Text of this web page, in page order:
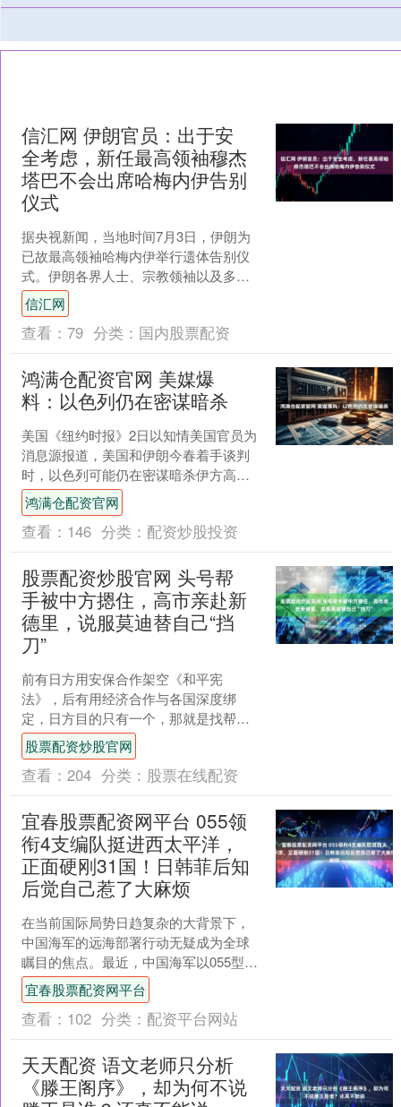
信汇网 伊朗官员：出于安
全考虑，新任最高领袖穆杰
塔巴不会出席哈梅内伊告别
仪式
据央视新闻，当地时间7月3日，伊朗为
已故最高领袖哈梅内伊举行遗体告别仪
式。伊朗各界人士、宗教领袖以及多国
官员出席。 另据参考消息，遗体告别仪
式上，不少民众深情肃....
信汇网
查看： 79 分类： 国内股票配资
鸿满仓配资官网 美媒爆
料：以色列仍在密谋暗杀
美国《纽约时报》2日以知情美国官员为
消息源报道，美国和伊朗今春着手谈判
时，以色列可能仍在密谋暗杀伊方高级
谈判代表。由于担心以方行动破坏谈
判，美国甚至要求该地区其....
鸿满仓配资官网
查看： 146 分类： 配资炒股投资
股票配资炒股官网 头号帮
手被中方摁住，高市亲赴新
德里，说服莫迪替自己“挡
刀”
前有日方用安保合作架空《和平宪
法》，后有用经济合作与各国深度绑
定，日方目的只有一个，那就是找帮手
给自己的再军事化野心“挡刀”。殊不知出
师未捷身先死，刚找来头号帮....
股票配资炒股官网
查看： 204 分类： 股票在线配资
宜春股票配资网平台 055领
衔4支编队挺进西太平洋，
正面硬刚31国！日韩菲后知
后觉自己惹了大麻烦
在当前国际局势日趋复杂的大背景下，
中国海军的远海部署行动无疑成为全球
瞩目的焦点。最近，中国海军以055型万
吨大驱为核心的多支舰艇编队，穿越第
一岛链，进入西太平洋....
宜春股票配资网平台
查看： 102 分类： 配资平台网站
天天配资 语文老师只分析
《滕王阁序》，却为何不说